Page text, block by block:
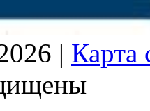
| Карта